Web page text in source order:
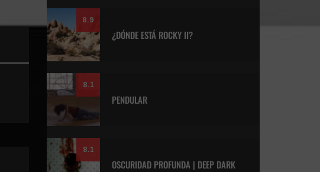
8.9
¿DÓNDE ESTÁ ROCKY II?
8.1
PENDULAR
8.1
OSCURIDAD PROFUNDA | DEEP DARK